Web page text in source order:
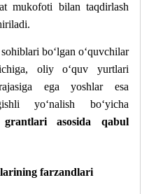
mukofoti bilan taqdirlash
bo‘lgan o‘quvchilar
oliy o‘quv yurtlari
ega yoshlar esa
yo‘nalish bo‘yicha
asosida qabul
farzandlari